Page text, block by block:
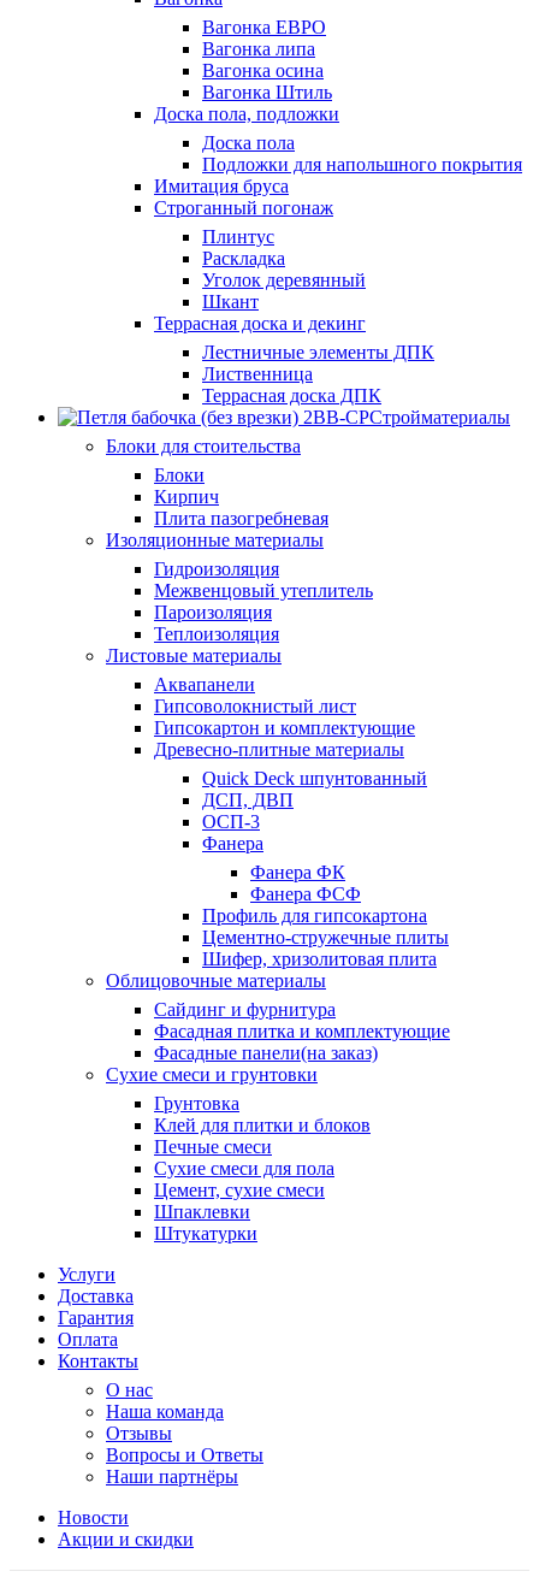
Вагонка ЕВРО
Вагонка липа
Вагонка осина
Вагонка Штиль
Доска пола, подложки
Доска пола
Подложки для напольшного покрытия
Имитация бруса
Строганный погонаж
Плинтус
Раскладка
Уголок деревянный
Шкант
Террасная доска и декинг
Лестничные элементы ДПК
Лиственница
Террасная доска ДПК
Стройматериалы
Блоки для стоительства
Блоки
Кирпич
Плита пазогребневая
Изоляционные материалы
Гидроизоляция
Межвенцовый утеплитель
Пароизоляция
Теплоизоляция
Листовые материалы
Аквапанели
Гипсоволокнистый лист
Гипсокартон и комплектующие
Древесно-плитные материалы
Quick Deck шпунтованный
ДСП, ДВП
ОСП-3
Фанера
Фанера ФК
Фанера ФСФ
Профиль для гипсокартона
Цементно-стружечные плиты
Шифер, хризолитовая плита
Облицовочные материалы
Сайдинг и фурнитура
Фасадная плитка и комплектующие
Фасадные панели(на заказ)
Сухие смеси и грунтовки
Грунтовка
Клей для плитки и блоков
Печные смеси
Сухие смеси для пола
Цемент, сухие смеси
Шпаклевки
Штукатурки
Услуги
Доставка
Гарантия
Оплата
Контакты
О нас
Наша команда
Отзывы
Вопросы и Ответы
Наши партнёры
Новости
Акции и скидки